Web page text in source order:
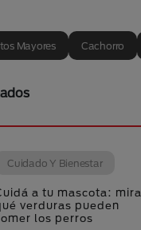
Mayores Cachorro
Cuidado Y Bienestar
a tu mascota: mira
verduras pueden
los perros